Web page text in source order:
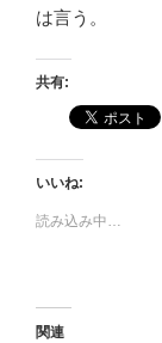
は言う。
共有:
いいね:
読み込み中…
関連